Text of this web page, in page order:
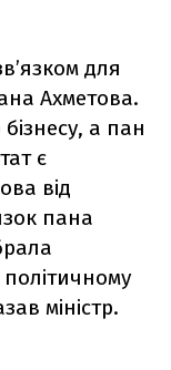
для
Ахметова.
а пан
є
від
пана
міністр.